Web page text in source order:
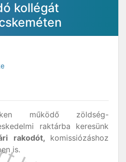
kollégát
működő zöldség-
raktárba keresünk
rakodót, komissiózáshoz
is.